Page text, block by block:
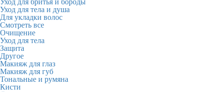
Уход для бритья и бороды
Уход для тела и душа
Для укладки волос
Смотреть все
Очищение
Уход для тела
Защита
Другое
Макияж для глаз
Макияж для губ
Тональные и румяна
Кисти